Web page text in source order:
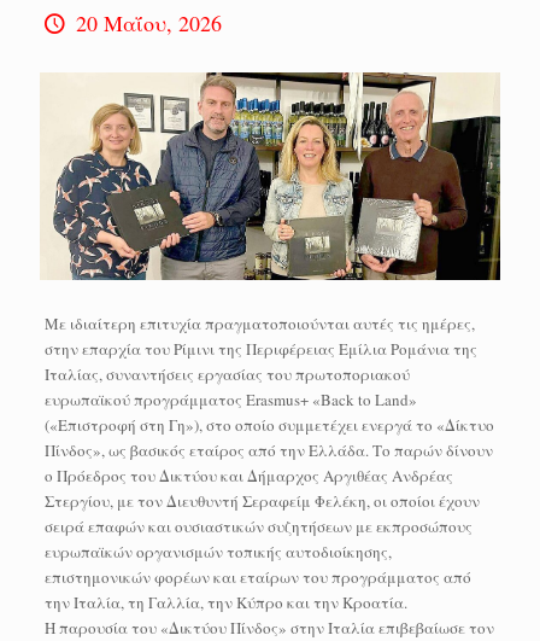
20 Μαΐου, 2026
Με ιδιαίτερη επιτυχία πραγματοποιούνται αυτές τις ημέρες,
στην επαρχία του Ρίμινι της Περιφέρειας Εμίλια Ρομάνια της
Ιταλίας, συναντήσεις εργασίας του πρωτοποριακού
ευρωπαϊκού προγράμματος Erasmus+ «Back to Land»
(«Επιστροφή στη Γη»), στο οποίο συμμετέχει ενεργά το «Δίκτυο
Πίνδος», ως βασικός εταίρος από την Ελλάδα. Το παρών δίνουν
ο Πρόεδρος του Δικτύου και Δήμαρχος Αργιθέας Ανδρέας
Στεργίου, με τον Διευθυντή Σεραφείμ Φελέκη, οι οποίοι έχουν
σειρά επαφών και ουσιαστικών συζητήσεων με εκπροσώπους
ευρωπαϊκών οργανισμών τοπικής αυτοδιοίκησης,
επιστημονικών φορέων και εταίρων του προγράμματος από
την Ιταλία, τη Γαλλία, την Κύπρο και την Κροατία.
Η παρουσία του «Δικτύου Πίνδος» στην Ιταλία επιβεβαίωσε τον